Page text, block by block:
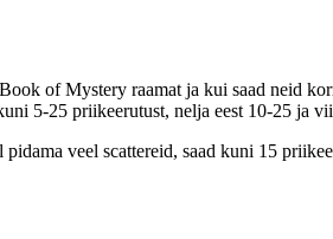
of Mystery raamat ja kui saad neid
5-25 priikeerutust, nelja eest 10-25 ja
veel scattereid, saad kuni 15